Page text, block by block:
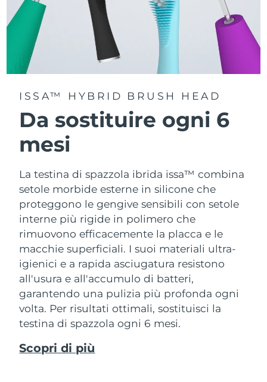
ISSA™ HYBRID BRUSH HEAD
Da sostituire ogni 6
mesi
La testina di spazzola ibrida issa™ combina
setole morbide esterne in silicone che
proteggono le gengive sensibili con setole
interne più rigide in polimero che
rimuovono efficacemente la placca e le
macchie superficiali. I suoi materiali ultra-
igienici e a rapida asciugatura resistono
all'usura e all'accumulo di batteri,
garantendo una pulizia più profonda ogni
volta. Per risultati ottimali, sostituisci la
testina di spazzola ogni 6 mesi.
Scopri di più